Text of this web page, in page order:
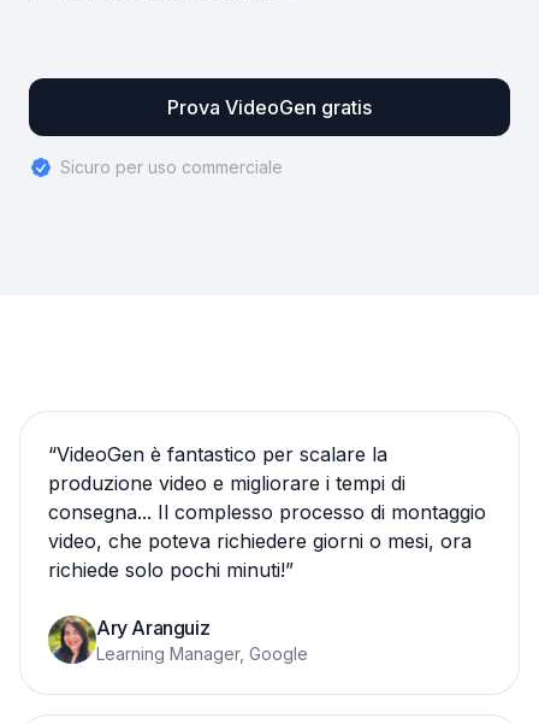
Prova VideoGen gratis
Sicuro per uso commerciale
“VideoGen è fantastico per scalare la
produzione video e migliorare i tempi di
consegna... Il complesso processo di montaggio
video, che poteva richiedere giorni o mesi, ora
richiede solo pochi minuti!”
Ary Aranguiz
Learning Manager, Google